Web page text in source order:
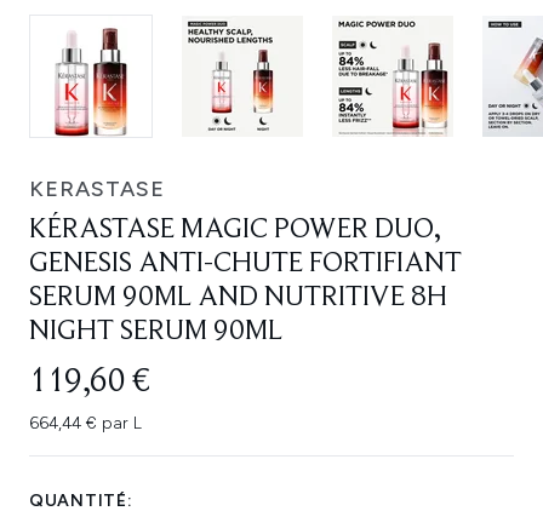
KERASTASE
KÉRASTASE MAGIC POWER DUO,
GENESIS ANTI-CHUTE FORTIFIANT
SERUM 90ML AND NUTRITIVE 8H
NIGHT SERUM 90ML
119,60 €
664,44 € par L
QUANTITÉ: